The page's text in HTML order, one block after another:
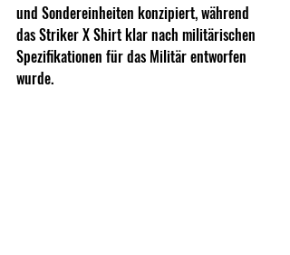
und Sondereinheiten konzipiert, während
das Striker X Shirt klar nach militärischen
Spezifikationen für das Militär entworfen
wurde.